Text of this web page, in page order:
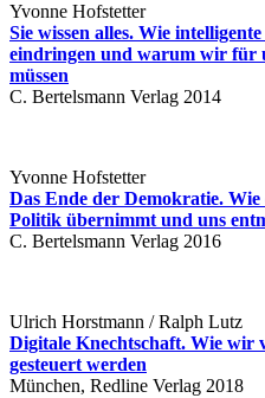
Yvonne Hofstetter
Sie wissen alles. Wie
eindringen und warum wir für
müssen
C. Bertelsmann Verlag 2014
Yvonne Hofstetter
Das Ende der Demokratie.
Politik übernimmt und uns
C. Bertelsmann Verlag 2016
Ulrich Horstmann / Ralph Lutz
Digitale Knechtschaft. Wie wir
gesteuert werden
München, Redline Verlag 2018